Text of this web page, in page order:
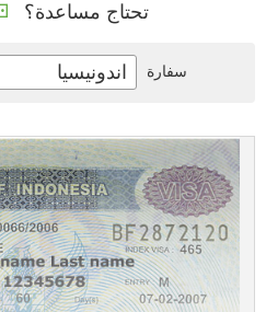
تحتاج مساعدة؟
سفارة اندونيسيا